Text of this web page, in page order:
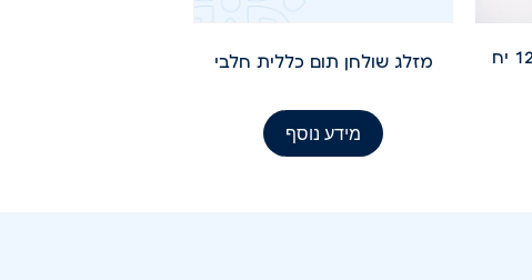
מזלג שולחן תום כללית חלבי
מידע נוסף